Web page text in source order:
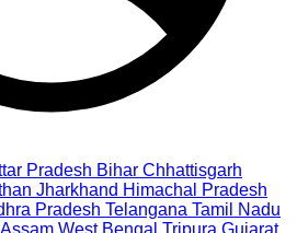
Pradesh Bihar Chhattisgarh
Jharkhand Himachal Pradesh
Pradesh Telangana Tamil Nadu
Assam West Bengal Tripura Gujarat